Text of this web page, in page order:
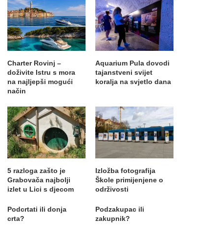
Charter Rovinj –
doživite Istru s mora
na najljepši mogući
način
Aquarium Pula dovodi
tajanstveni svijet
koralja na svjetlo dana
5 razloga zašto je
Grabovača najbolji
izlet u Lici s djecom
Izložba fotografija
Škole primijenjene o
održivosti
Podcrtati ili donja
crta?
Podzakupac ili
zakupnik?